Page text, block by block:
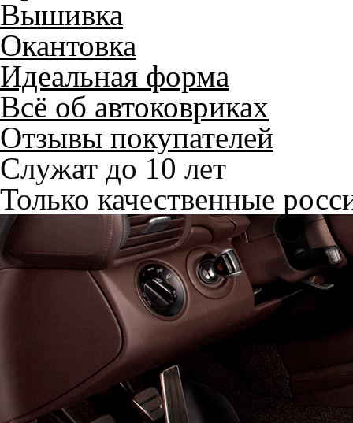
Вышивка
Окантовка
Идеальная форма
Всё об автоковриках
Отзывы покупателей
Служат до 10 лет
Только качественные